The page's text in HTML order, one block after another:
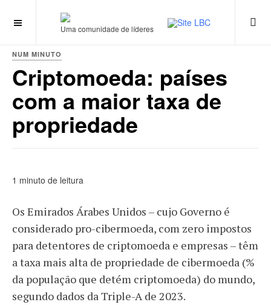
Uma comunidade de líderes
NUM MINUTO
Criptomoeda: países
com a maior taxa de
propriedade
1 minuto de leitura
Os Emirados Árabes Unidos – cujo Governo é
considerado pro-cibermoeda, com zero impostos
para detentores de criptomoeda e empresas – têm
a taxa mais alta de propriedade de cibermoeda (%
da população que detém criptomoeda) do mundo,
segundo dados da Triple-A de 2023.